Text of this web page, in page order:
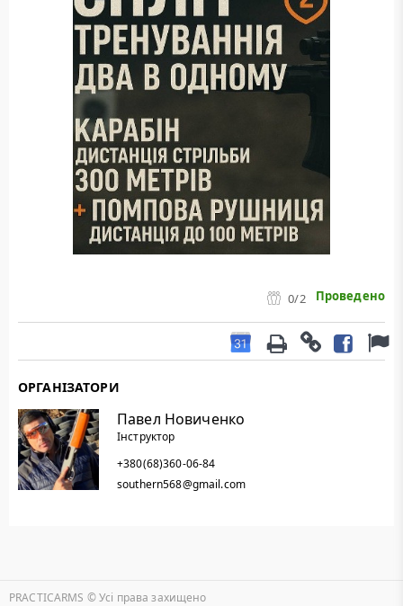
0/2 Проведено
ОРГАНІЗАТОРИ
Павел Новиченко
Інструктор
+380(68)360-06-84
southern568@gmail.com
PRACTICARMS © Уcі права захищено